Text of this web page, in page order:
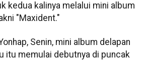
kedua kalinya melalui mini album
"Maxident."
Senin, mini album delapan
itu memulai debutnya di puncak